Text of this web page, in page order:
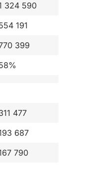
324 590
191
399
477
687
790